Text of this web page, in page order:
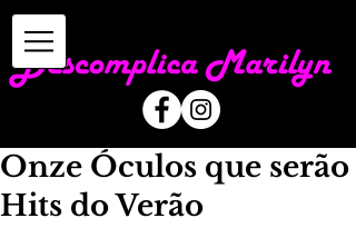
Onze Óculos que serão
Hits do Verão